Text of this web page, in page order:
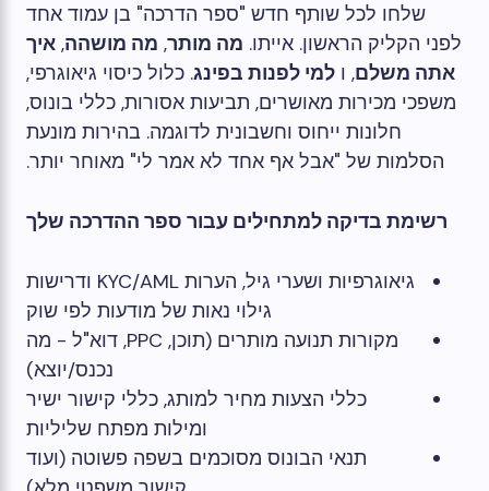
שלחו לכל שותף חדש "ספר הדרכה" בן עמוד אחד
לפני הקליק הראשון. אייתו. מה מותר, מה מושהה, איך
אתה משלם, ו למי לפנות בפינג. כלול כיסוי גיאוגרפי,
משפכי מכירות מאושרים, תביעות אסורות, כללי בונוס,
חלונות ייחוס וחשבונית לדוגמה. בהירות מונעת
הסלמות של "אבל אף אחד לא אמר לי" מאוחר יותר.
רשימת בדיקה למתחילים עבור ספר ההדרכה שלך
גיאוגרפיות ושערי גיל, הערות KYC/AML ודרישות
גילוי נאות של מודעות לפי שוק
מקורות תנועה מותרים (תוכן, PPC, דוא"ל - מה
נכנס/יוצא)
כללי הצעות מחיר למותג, כללי קישור ישיר
ומילות מפתח שליליות
תנאי הבונוס מסוכמים בשפה פשוטה (ועוד